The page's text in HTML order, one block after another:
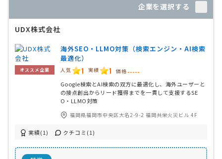
企業を選択する
UDX株式会社
オススメ企業
海外SEO・LLMO対策（検索エンジン・AI検索
最適化）
人気 1 実績 1 価格 -----
Google検索とAI検索の双方に最適化し、海外ユーザーと
の接点創出からリード獲得までを一貫して支援するSE
O・LLMO対策
福岡県福岡市中央区大名2-9-2 福岡共栄火災ビル 4F
実績(1) クチコミ(1)